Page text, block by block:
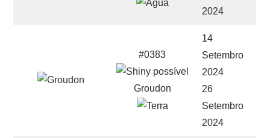
2024
#0383
Groudon
14
Setembro
2024
26
Setembro
2024